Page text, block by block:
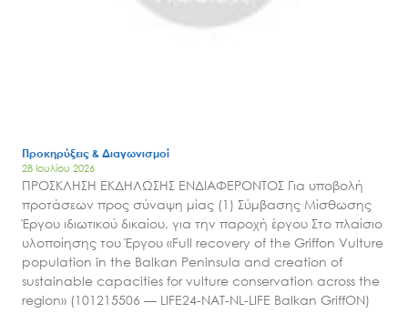
Προκηρύξεις & Διαγωνισμοί
28 Ιουλίου 2026
ΠΡΟΣΚΛΗΣΗ ΕΚΔΗΛΩΣΗΣ ΕΝΔΙΑΦΕΡΟΝΤΟΣ Για υποβολή
προτάσεων προς σύναψη μίας (1) Σύμβασης Μίσθωσης
Έργου ιδιωτικού δικαίου, για την παροχή έργου Στο πλαίσιο
υλοποίησης του Έργου «Full recovery of the Griffon Vulture
population in the Balkan Peninsula and creation of
sustainable capacities for vulture conservation across the
region» (101215506 — LIFE24-NAT-NL-LIFE Balkan GriffON)